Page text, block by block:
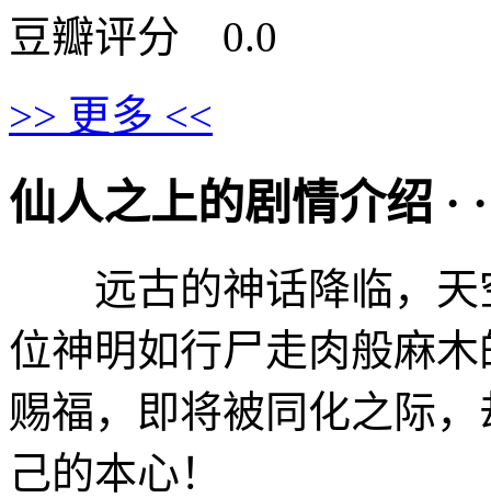
豆瓣评分 0.0
>> 更多 <<
仙人之上的剧情介绍 · ·
远古的神话降临，天
位神明如行尸走肉般麻
赐福，即将被同化之际
己的本心！